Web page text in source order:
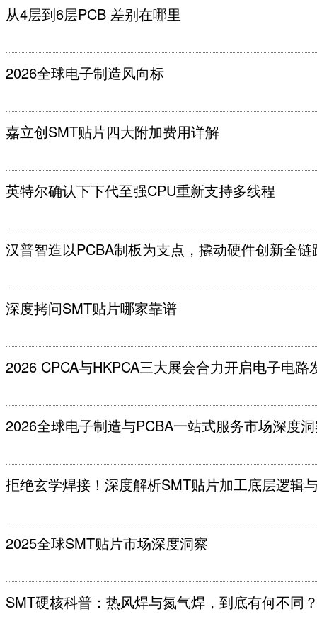
从4层到6层PCB 差别在哪里
2026全球电子制造风向标
嘉立创SMT贴片四大附加费用详解
英特尔确认下下代至强CPU重新支持多线程
汉普智造以PCBA制板为支点，撬动硬件创新全链
深度拷问SMT贴片哪家靠谱
2026 CPCA与HKPCA三大展会合力开启电子电路
2026全球电子制造与PCBA一站式服务市场深度
拒绝玄学焊接！深度解析SMT贴片加工底层逻辑
2025全球SMT贴片市场深度洞察
SMT硬核科普：热风焊与氮气焊，到底有何不同